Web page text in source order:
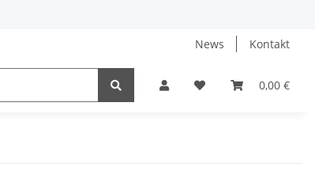
News Kontakt
0,00 €